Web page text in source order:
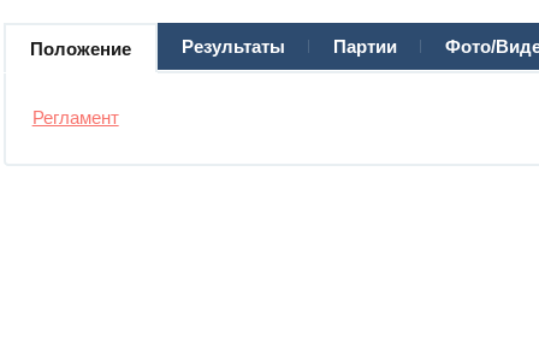
Положение Результаты Партии Фото/
Регламент